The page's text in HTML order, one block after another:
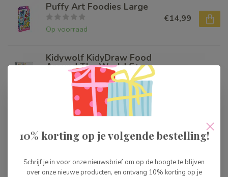
Puffy Art Foodies Large
Op voorraad
€14,99
Kidywolf KidyDraw Food
Around The World 6+
Op voorraad
Kidywolf Kidydraw Mini
€9,99
Puffy Art Adorables Small
10% korting op je volgende bestelling!
Schrijf je in voor onze nieuwsbrief om op de hoogte te blijven
over onze nieuwe producten, en ontvang 10% korting op je